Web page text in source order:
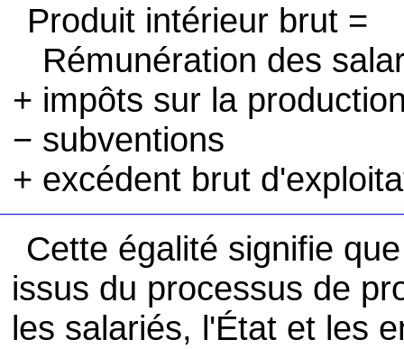
Produit intérieur brut =
Rémunération des
+ impôts sur la
− subventions
+ excédent brut
Cette égalité signifie
issus du processus de
les salariés, l'État et les